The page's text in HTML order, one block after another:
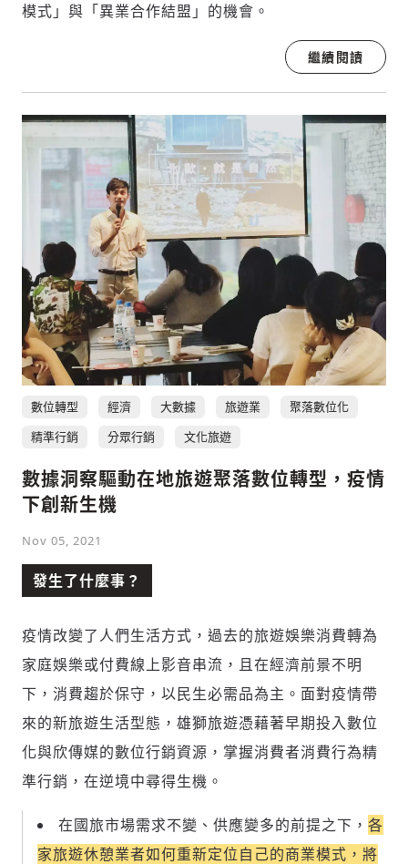
模式」與「異業合作結盟」的機會。
繼續閱讀
數位轉型 經濟 大數據 旅遊業
聚落數位化
精準行銷
分眾行銷 文化旅遊
數據洞察驅動在地旅遊聚落數位轉型，疫情
下創新生機
Nov 05, 2021
發生了什麼事？
疫情改變了人們生活方式，過去的旅遊娛樂消費轉為
家庭娛樂或付費線上影音串流，且在經濟前景不明
下，消費趨於保守，以民生必需品為主。面對疫情帶
來的新旅遊生活型態，雄獅旅遊憑藉著早期投入數位
化與欣傳媒的數位行銷資源，掌握消費者消費行為精
準行銷，在逆境中尋得生機。
在國旅市場需求不變、供應變多的前提之下， 各
家旅遊休憩業者如何重新定位自己的商業模式，將